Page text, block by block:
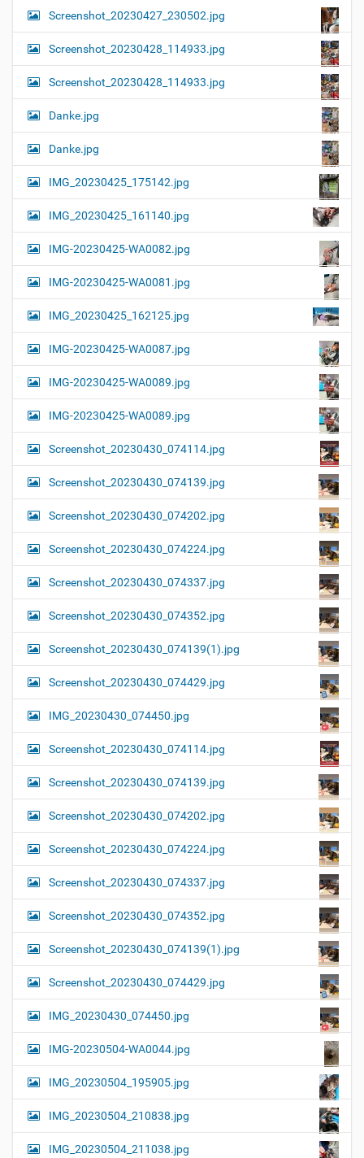
Screenshot_20230427_230502.jpg
Screenshot_20230428_114933.jpg
Screenshot_20230428_114933.jpg
Danke.jpg
Danke.jpg
IMG_20230425_175142.jpg
IMG_20230425_161140.jpg
IMG-20230425-WA0082.jpg
IMG-20230425-WA0081.jpg
IMG_20230425_162125.jpg
IMG-20230425-WA0087.jpg
IMG-20230425-WA0089.jpg
IMG-20230425-WA0089.jpg
Screenshot_20230430_074114.jpg
Screenshot_20230430_074139.jpg
Screenshot_20230430_074202.jpg
Screenshot_20230430_074224.jpg
Screenshot_20230430_074337.jpg
Screenshot_20230430_074352.jpg
Screenshot_20230430_074139(1).jpg
Screenshot_20230430_074429.jpg
IMG_20230430_074450.jpg
Screenshot_20230430_074114.jpg
Screenshot_20230430_074139.jpg
Screenshot_20230430_074202.jpg
Screenshot_20230430_074224.jpg
Screenshot_20230430_074337.jpg
Screenshot_20230430_074352.jpg
Screenshot_20230430_074139(1).jpg
Screenshot_20230430_074429.jpg
IMG_20230430_074450.jpg
IMG-20230504-WA0044.jpg
IMG_20230504_195905.jpg
IMG_20230504_210838.jpg
IMG_20230504_211038.jpg